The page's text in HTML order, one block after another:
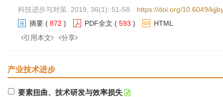
科技进步与对策. 2019, 36(1): 51-58.
https://doi.org/10.6049/
摘要 ( 872 ) PDF全文 ( 593 )
HTML
引用本文
分享
产业技术进步
要素扭曲、技术研发与效率损失